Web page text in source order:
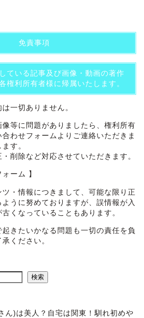
免責事項
ている記事及び画像・動画の著作
権利所有者様に帰属いたします。
一切ありません。
等に問題がありましたら、権利所有
わせフォームよりご連絡いただきま
す。
削除など対応させていただきます。
ーム 】
・情報につきまして、可能な限り正
うに努めておりますが、誤情報が入
くなっていることもあります。
きたいかなる問題も一切の責任を負
ください。
検索
ん)は美人？自宅は関東！馴れ初めや